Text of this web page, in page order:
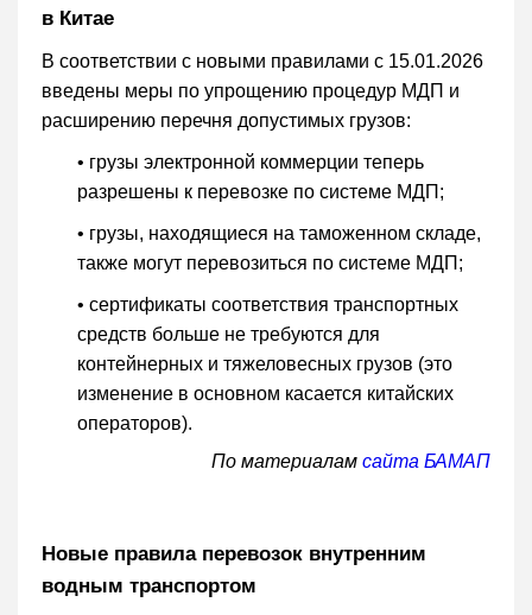
в Китае
В соответствии с новыми правилами с 15.01.2026
введены меры по упрощению процедур МДП и
расширению перечня допустимых грузов:
• грузы электронной коммерции теперь
разрешены к перевозке по системе МДП;
• грузы, находящиеся на таможенном складе,
также могут перевозиться по системе МДП;
• сертификаты соответствия транспортных
средств больше не требуются для
контейнерных и тяжеловесных грузов (это
изменение в основном касается китайских
операторов).
По материалам сайта БАМАП
Новые правила перевозок внутренним
водным транспортом